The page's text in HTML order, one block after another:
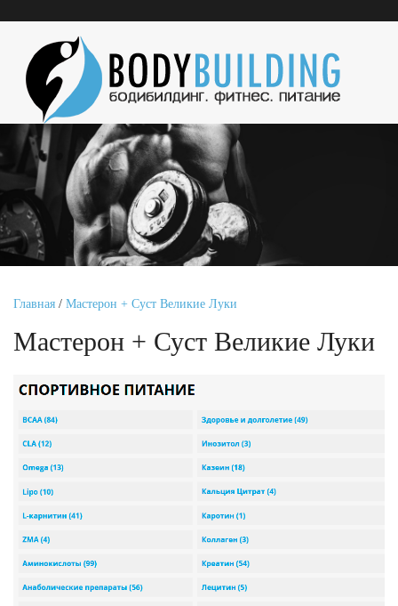
Главная / Мастерон + Суст Великие Луки
Мастерон + Суст Великие Луки